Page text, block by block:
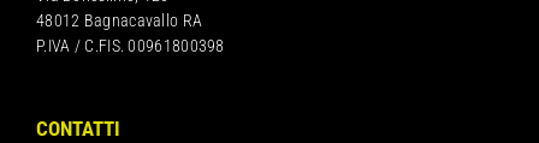
48012 Bagnacavallo RA
P.IVA / C.FIS. 00961800398
CONTATTI